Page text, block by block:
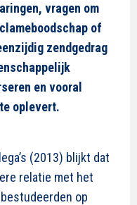
vragen om
of
zendgedrag
en vooral
oplevert.
(2013) blijkt dat
relatie met het
op